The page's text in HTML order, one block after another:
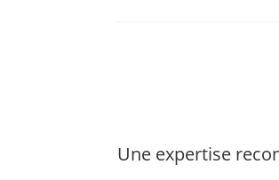
Une expertise